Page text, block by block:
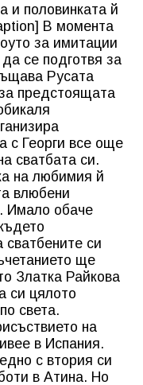
и половинката й
В момента
за имитации
се подготвя за
Русата
предстоящата
с Георги все още
сватбата си.
на любимия й
влюбени
Имало обаче
сватбените си
ще
Златка Райкова
си цялото
света.
на
в Испания.
с втория си
в Атина. Но